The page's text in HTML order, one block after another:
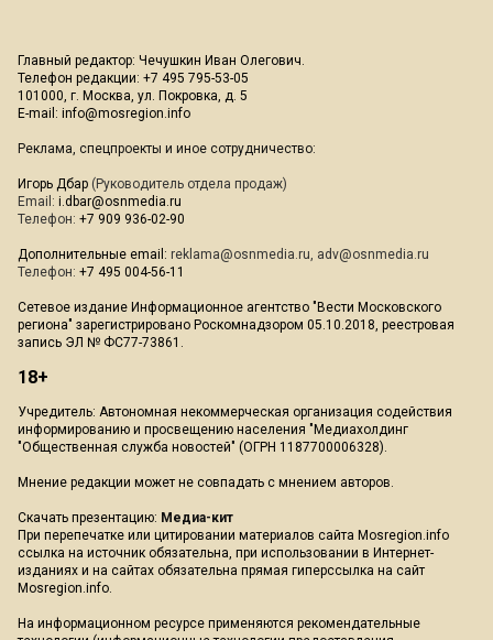
Главный редактор: Чечушкин Иван Олегович.
Телефон редакции: +7 495 795-53-05
101000, г. Москва, ул. Покровка, д. 5
E-mail: info@mosregion.info
Реклама, спецпроекты и иное сотрудничество:
Игорь Дбар (Руководитель отдела продаж)
Email: i.dbar@osnmedia.ru
Телефон: +7 909 936-02-90
Дополнительные email: reklama@osnmedia.ru, adv@osnmedia.ru
Телефон: +7 495 004-56-11
Сетевое издание Информационное агентство "Вести Московского
региона" зарегистрировано Роскомнадзором 05.10.2018, реестровая
запись ЭЛ № ФС77-73861.
18+
Учредитель: Автономная некоммерческая организация содействия
информированию и просвещению населения "Медиахолдинг
"Общественная служба новостей" (ОГРН 1187700006328).
Мнение редакции может не совпадать с мнением авторов.
Скачать презентацию: Медиа-кит
При перепечатке или цитировании материалов сайта Mosregion.info
ссылка на источник обязательна, при использовании в Интернет-
изданиях и на сайтах обязательна прямая гиперссылка на сайт
Mosregion.info.
На информационном ресурсе применяются рекомендательные